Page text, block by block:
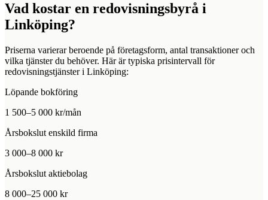
Vad kostar en redovisningsbyrå i
Linköping?
Priserna varierar beroende på företagsform, antal transaktioner och
vilka tjänster du behöver. Här är typiska prisintervall för
redovisningstjänster i Linköping:
Löpande bokföring
1 500–5 000 kr/mån
Årsbokslut enskild firma
3 000–8 000 kr
Årsbokslut aktiebolag
8 000–25 000 kr